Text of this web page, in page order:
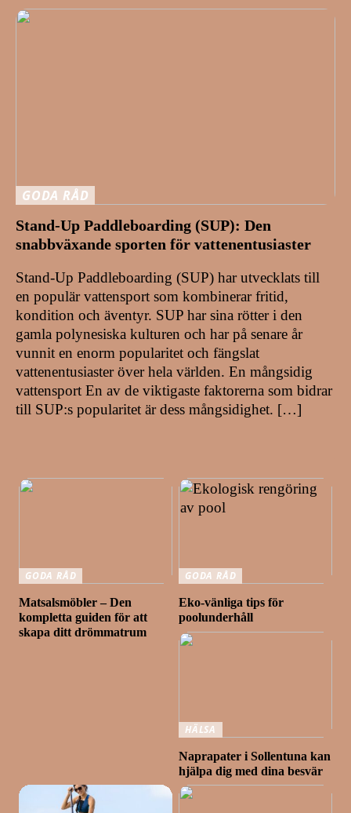
GODA RÅD
Stand-Up Paddleboarding (SUP): Den
snabbväxande sporten för vattenentusiaster
Stand-Up Paddleboarding (SUP) har utvecklats till
en populär vattensport som kombinerar fritid,
kondition och äventyr. SUP har sina rötter i den
gamla polynesiska kulturen och har på senare år
vunnit en enorm popularitet och fängslat
vattenentusiaster över hela världen. En mångsidig
vattensport En av de viktigaste faktorerna som bidrar
till SUP:s popularitet är dess mångsidighet. […]
GODA RÅD
Matsalsmöbler – Den
kompletta guiden för att
skapa ditt drömmatrum
GODA RÅD
Eko-vänliga tips för
poolunderhåll
HÄLSA
Naprapater i Sollentuna kan
hjälpa dig med dina besvär